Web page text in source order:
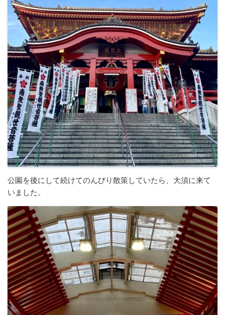
公園を後にして続けてのんびり散策していたら、大須に来て
いました。